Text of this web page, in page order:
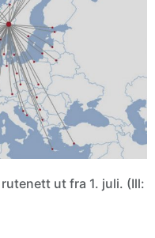
ut fra 1. juli. (Ill: